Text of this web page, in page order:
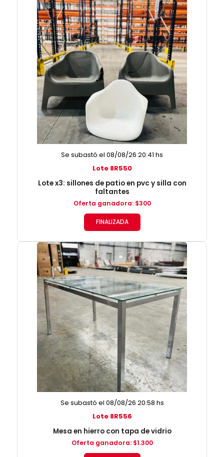
Se subastó el 08/08/26 20:41 hs
Lote 8R550
Lote x3: sillones de patio en pvc y silla con
faltantes
Oferta ganadora: $300
FINALIZADA
Se subastó el 08/08/26 20:58 hs
Lote 8R556
Mesa en hierro con tapa de vidrio
Oferta ganadora: $1.300